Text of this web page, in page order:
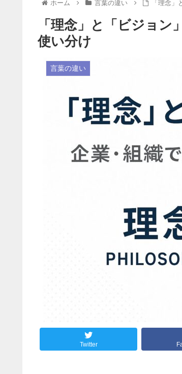
ホーム 言葉の違い 「理念
「理念」と「ビジョ
使い分け
言葉の違い
Twitter